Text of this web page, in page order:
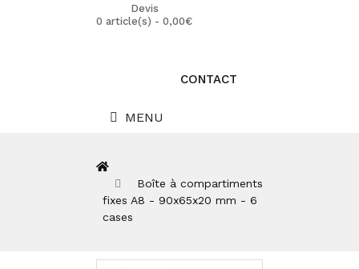
Devis
0 article(s) - 0,00€
CONTACT
MENU
Boîte à compartiments
fixes A8 - 90x65x20 mm - 6
cases